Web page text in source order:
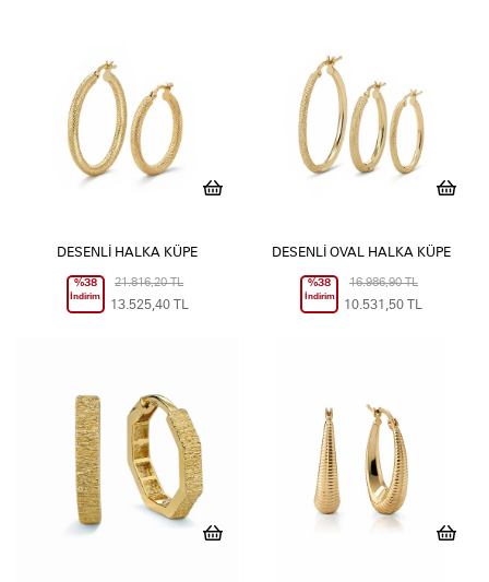
DESENLI HALKA KÜPE
%38
İndirim
13.525,40 TL
21.816,20 TL
DESENLI OVAL HALKA KÜPE
%38
İndirim
10.531,50 TL
16.986,90 TL